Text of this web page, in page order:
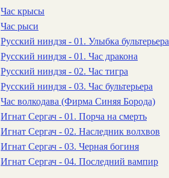
Час крысы
Час рыси
Русский ниндзя - 01. Улыбка бультерьера
Русский ниндзя - 01. Час дракона
Русский ниндзя - 02. Час тигра
Русский ниндзя - 03. Час бультерьера
Час волкодава (Фирма Синяя Борода)
Игнат Сергач - 01. Порча на смерть
Игнат Сергач - 02. Наследник волхвов
Игнат Сергач - 03. Черная богиня
Игнат Сергач - 04. Последний вампир